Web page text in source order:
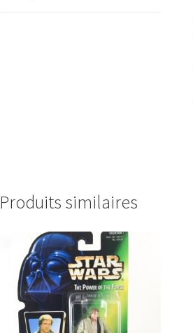
Produits similaires